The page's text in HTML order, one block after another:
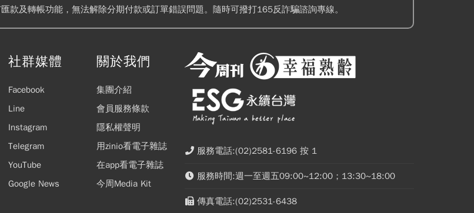
款及轉帳功能，無法解除分期付款或訂單錯誤問題。隨時可撥打165反詐騙諮詢專線。
社群媒體
Facebook
Line
Instagram
Telegram
YouTube
Google News
關於我們
集團介紹
會員服務條款
隱私權聲明
用zinio看電子雜誌
在app看電子雜誌
今周Media Kit
服務電話:(02)2581-6196 按 1
服務時間:週一至週五09:00~12:00；13:30~18:00
傳真電話:(02)2531-6438